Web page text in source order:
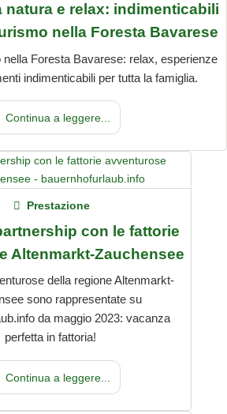
natura e relax: indimenticabili
nella Foresta Bavarese
Foresta Bavarese: relax, esperienze
indimenticabili per tutta la famiglia.
Continua a leggere...
con le fattorie
Altenmarkt-Zauchensee
Prestazione
della regione Altenmarkt-
sono rappresentate su
da maggio 2023: vacanza
perfetta in fattoria!
Continua a leggere...